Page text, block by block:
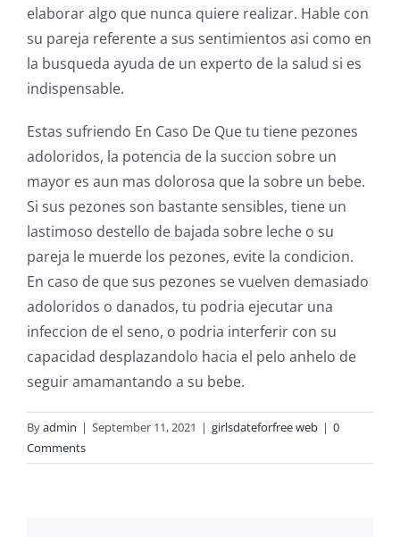
elaborar algo que nunca quiere realizar. Hable con
su pareja referente a sus sentimientos asi como en
la busqueda ayuda de un experto de la salud si es
indispensable.
Estas sufriendo En Caso De Que tu tiene pezones
adoloridos, la potencia de la succion sobre un
mayor es aun mas dolorosa que la sobre un bebe.
Si sus pezones son bastante sensibles, tiene un
lastimoso destello de bajada sobre leche o su
pareja le muerde los pezones, evite la condicion.
En caso de que sus pezones se vuelven demasiado
adoloridos o danados, tu podria ejecutar una
infeccion de el seno, o podria interferir con su
capacidad desplazandolo hacia el pelo anhelo de
seguir amamantando a su bebe.
Byadmin | September 11, 2021 | girlsdateforfree web | 0
Comments